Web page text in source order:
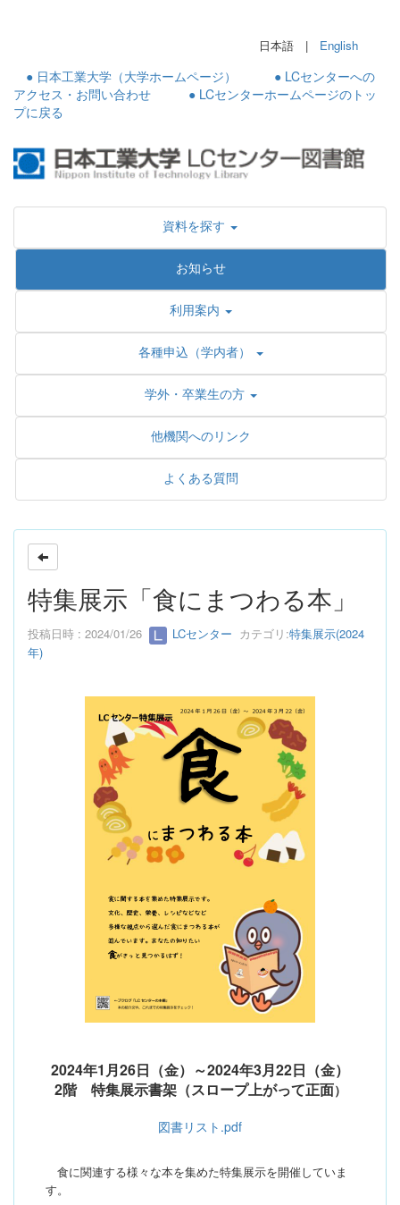
日本語 | English
● 日本工業大学（大学ホームページ）
● LCセンターへの
アクセス・お問い合わせ
● LCセンターホームページのトッ
プに戻る
資料を探す
お知らせ
利用案内
各種申込（学内者）
学外・卒業生の方
他機関へのリンク
よくある質問
特集展示「食にまつわる本」
投稿日時 : 2024/01/26 LCセンター カテゴリ:特集展示(2024
年)
2024年1月26日（金）～2024年3月22日（金）
2階 特集展示書架（スロープ上がって正面）
図書リスト.pdf
食に関連する様々な本を集めた特集展示を開催していま
す。